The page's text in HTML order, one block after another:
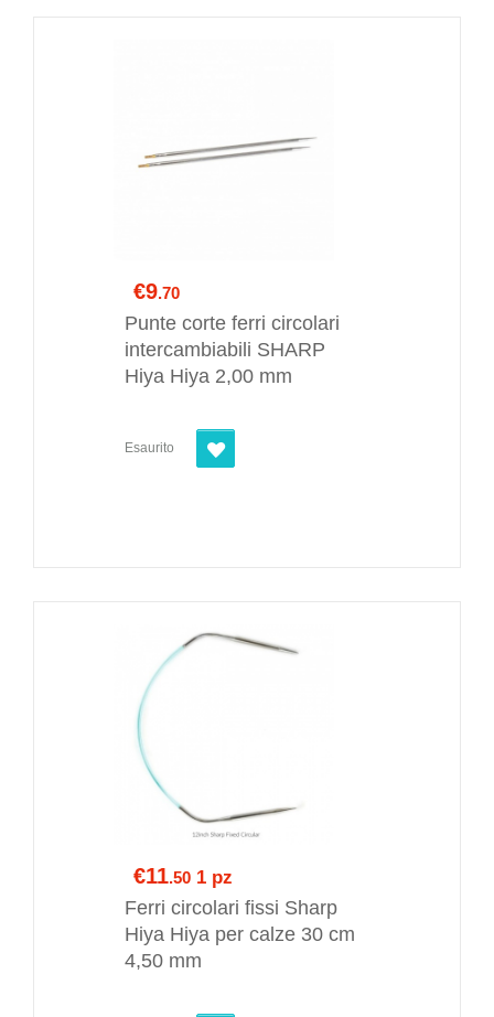
€9.70
Punte corte ferri circolari
intercambiabili SHARP
Hiya Hiya 2,00 mm
Esaurito
€11.50 1 pz
Ferri circolari fissi Sharp
Hiya Hiya per calze 30 cm
4,50 mm